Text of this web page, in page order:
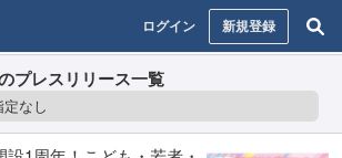
ログイン 新規登録
プレスリリース一覧